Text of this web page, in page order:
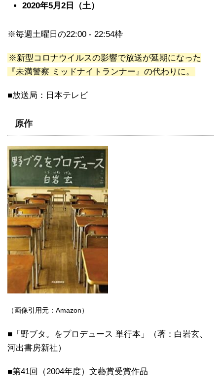
2020年5月2日（土）
※毎週土曜日の22:00 - 22:54枠
※新型コロナウイルスの影響で放送が延期になった
『未満警察 ミッドナイトランナー』の代わりに。
■放送局：日本テレビ
原作
（画像引用元：Amazon）
■「野ブタ。をプロデュース 単行本」（著：白岩玄、
河出書房新社）
■第41回（2004年度）文藝賞受賞作品